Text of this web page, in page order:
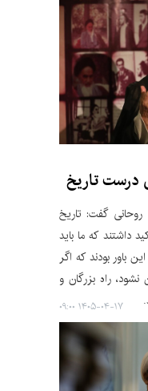
درست تاریخ
گفت: تاریخ
داشتند که ما باید
باور بودند که اگر
راه بزرگان و
۱۴۰۵-۰۴-۱۷ ۰۹:۰۰